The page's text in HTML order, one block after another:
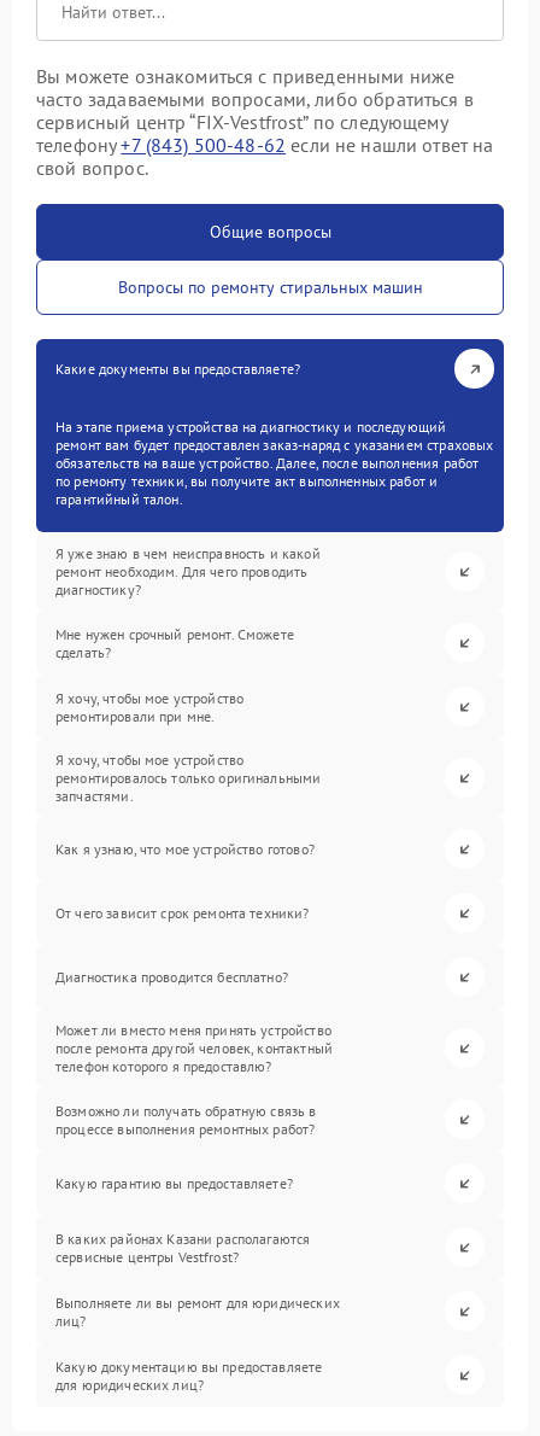
Вы можете ознакомиться с приведенными ниже
часто задаваемыми вопросами, либо обратиться в
сервисный центр “FIX-Vestfrost” по следующему
телефону+7 (843) 500-48-62 если не нашли ответ на
свой вопрос.
Общие вопросы
Вопросы по ремонту стиральных машин
Какие документы вы предоставляете?
На этапе приема устройства на диагностику и последующий
ремонт вам будет предоставлен заказ-наряд с указанием страховых
обязательств на ваше устройство. Далее, после выполнения работ
по ремонту техники, вы получите акт выполненных работ и
гарантийный талон.
Я уже знаю в чем неисправность и какой
ремонт необходим. Для чего проводить
диагностику?
Мне нужен срочный ремонт. Сможете
сделать?
Я хочу, чтобы мое устройство
ремонтировали при мне.
Я хочу, чтобы мое устройство
ремонтировалось только оригинальными
запчастями.
Как я узнаю, что мое устройство готово?
От чего зависит срок ремонта техники?
Диагностика проводится бесплатно?
Может ли вместо меня принять устройство
после ремонта другой человек, контактный
телефон которого я предоставлю?
Возможно ли получать обратную связь в
процессе выполнения ремонтных работ?
Какую гарантию вы предоставляете?
В каких районах Казани располагаются
сервисные центры Vestfrost?
Выполняете ли вы ремонт для юридических
лиц?
Какую документацию вы предоставляете
для юридических лиц?